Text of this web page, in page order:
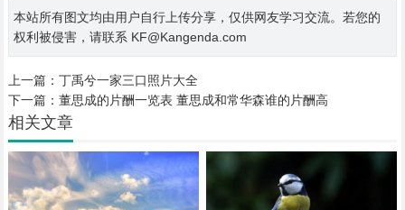
本站所有图文均由用户自行上传分享，仅供网友学习交流。若您的
权利被侵害，请联系 KF@Kangenda.com
上一篇： 丁禹兮一家三口照片大全
下一篇： 董思成的片酬一览表 董思成和常华森谁的片酬高
相关文章